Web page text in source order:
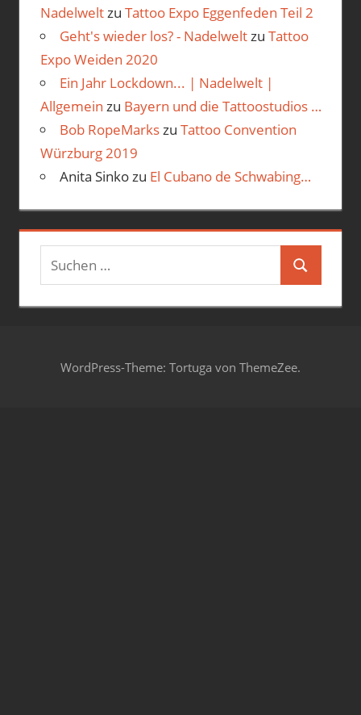
Nadelweltzu Tattoo Expo Eggenfeden Teil 2
Geht's wieder los? - Nadelweltzu Tattoo
Expo Weiden 2020
Ein Jahr Lockdown... | Nadelwelt |
Allgemein zu Bayern und die Tattoostudios …
Bob RopeMarkszu Tattoo Convention
Würzburg 2019
Anita Sinkozu El Cubano de Schwabing…
Suchen
nach:
Suchen
WordPress-Theme: Tortuga von ThemeZee.